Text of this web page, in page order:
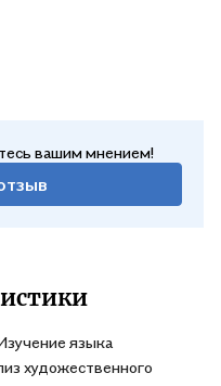
вашим мнением!
языка
художественного